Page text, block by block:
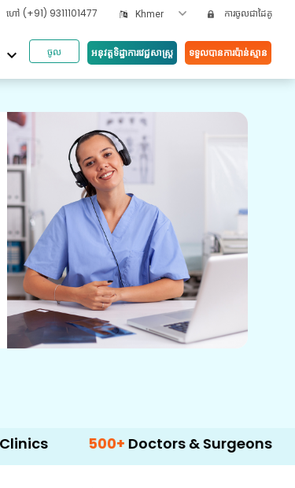
ហៅ (+91) 9311101477 Khmer ការចូលជាដៃគូ
keyboard_arrow_down ចូល អនុវត្តទិដ្ឋាការវេជ្ជសាស្រ្ត ទទួលបានការប៉ាន់ស្មាន
500+ Doctors & Surgeons 14+